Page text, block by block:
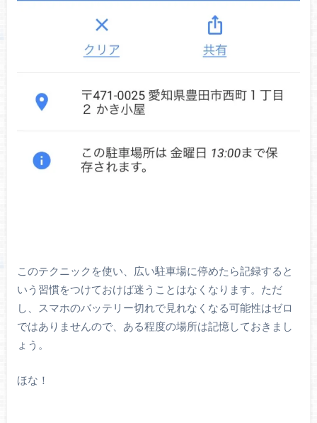
このテクニックを使い、広い駐車場に停めたら記録すると
いう習慣をつけておけば迷うことはなくなります。ただ
し、スマホのバッテリー切れで見れなくなる可能性はゼロ
ではありませんので、ある程度の場所は記憶しておきまし
ょう。
ほな！